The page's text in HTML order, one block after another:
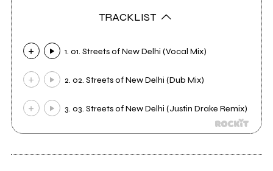
TRACKLIST
1. 01. Streets of New Delhi (Vocal Mix)
2. 02. Streets of New Delhi (Dub Mix)
3. 03. Streets of New Delhi (Justin Drake Remix)